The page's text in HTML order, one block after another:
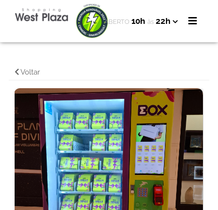
ABERTO 10h às 22h
Voltar